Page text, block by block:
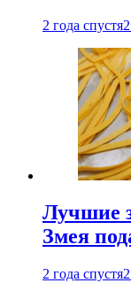
2 года спустя
Лучшие
Змея
2 года спустя